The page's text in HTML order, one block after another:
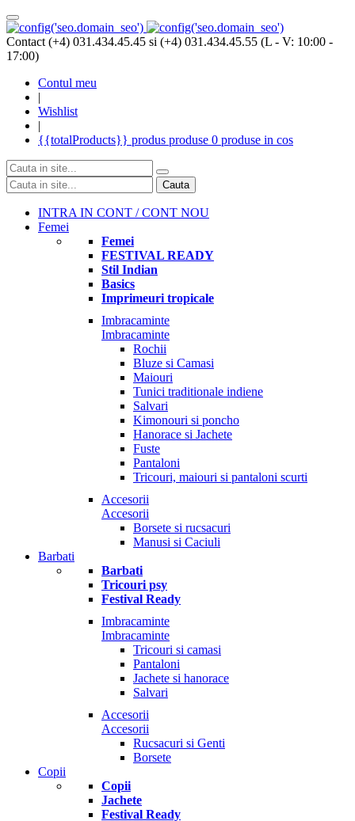
Contact (+4) 031.434.45.45 si (+4) 031.434.45.55 (L - V: 10:00 -
17:00)
Contul meu
|
Wishlist
|
{{totalProducts}} produs produse 0 produse in cos
Cauta
INTRA IN CONT / CONT NOU
Femei
Femei
FESTIVAL READY
Stil Indian
Basics
Imprimeuri tropicale
Imbracaminte
Imbracaminte
Rochii
Bluze si Camasi
Maiouri
Tunici traditionale indiene
Salvari
Kimonouri si poncho
Hanorace si Jachete
Fuste
Pantaloni
Tricouri, maiouri si pantaloni scurti
Accesorii
Accesorii
Borsete si rucsacuri
Manusi si Caciuli
Barbati
Barbati
Tricouri psy
Festival Ready
Imbracaminte
Imbracaminte
Tricouri si camasi
Pantaloni
Jachete si hanorace
Salvari
Accesorii
Accesorii
Rucsacuri si Genti
Borsete
Copii
Copii
Jachete
Festival Ready